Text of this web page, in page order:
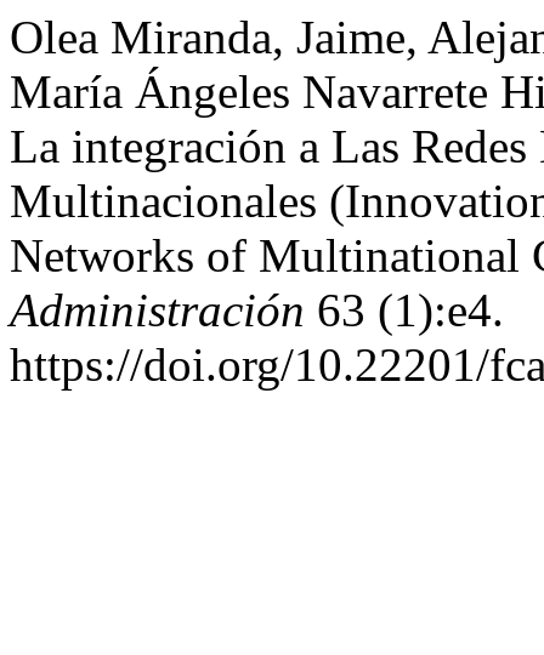
Olea Miranda, Jaime,
María Ángeles Navarrete
La integración a Las
Multinacionales
Networks of Multinational
Administración 63 (1):e4.
https://doi.org/10.22201/